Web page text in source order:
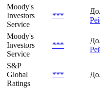
Moody's
Investors
Service
***
Moody's
Investors
Service
***
S&P
Global
Ratings
***